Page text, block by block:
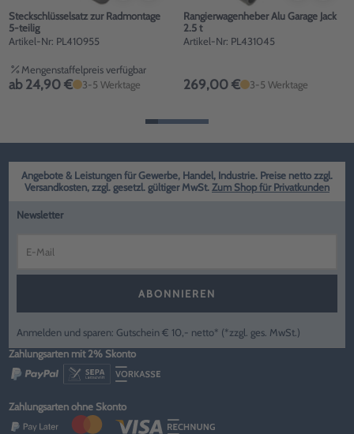
Steckschlüsselsatz zur Radmontage
5-teilig
Artikel-Nr: PL410955
Mengenstaffelpreis verfügbar
ab 24,90 € 3-5 Werktage
Rangierwagenheber Alu Garage Jack
2.5 t
Artikel-Nr: PL431045
269,00 € 3-5 Werktage
Angebote & Leistungen für Gewerbe, Handel, Industrie. Preise netto zzgl.
Versandkosten, zzgl. gesetzl. gültiger MwSt. Zum Shop für Privatkunden
Newsletter
ABONNIEREN
Anmelden und sparen: Gutschein € 10,- netto* (*zzgl. ges. MwSt.)
Zahlungsarten mit 2% Skonto
Zahlungsarten ohne Skonto